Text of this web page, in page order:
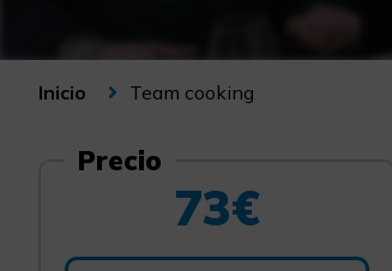
Inicio Team cooking
Precio
73€